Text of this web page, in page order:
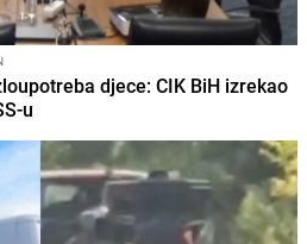
djece: CIK BiH izrekao
u